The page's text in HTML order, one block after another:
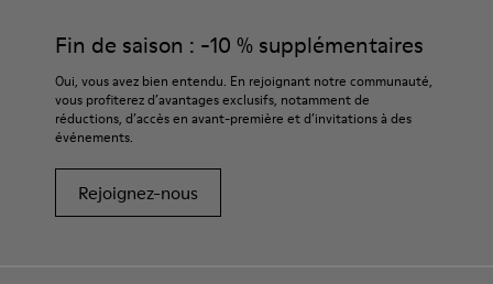
Fin de saison : -10 % supplémentaires
Oui, vous avez bien entendu. En rejoignant notre communauté,
vous profiterez d’avantages exclusifs, notamment de
réductions, d’accès en avant-première et d’invitations à des
événements.
Rejoignez-nous